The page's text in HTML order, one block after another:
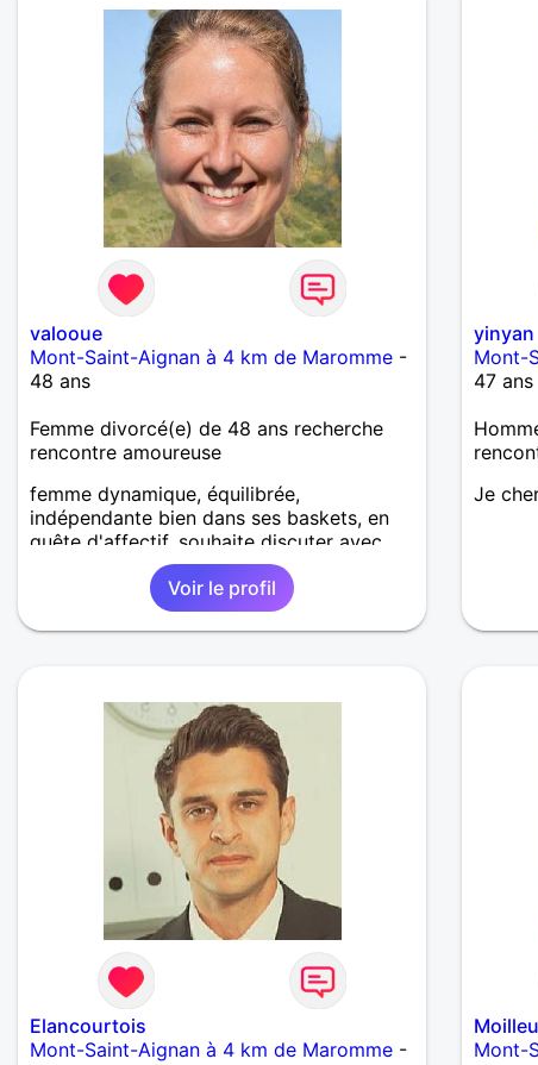
valooue
Mont-Saint-Aignan à 4 km de Maromme -
48 ans
Femme divorcé(e) de 48 ans recherche
rencontre amoureuse
femme dynamique, équilibrée,
indépendante bien dans ses baskets, en
quête d'affectif, souhaite discuter avec
hommes bien dans leur têtes, droles et
Voir le profil
yinyan
Mont-
47 ans
Je
Elancourtois
Mont-Saint-Aignan à 4 km de Maromme -
Mont-